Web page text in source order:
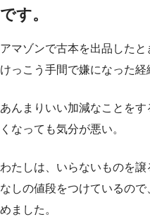
です。
アマゾンで古本を出品した
けっこう手間で嫌になった経
あんまりいい加減なことを
くなっても気分が悪い。
わたしは、いらないものを
なしの値段をつけているの
めました。